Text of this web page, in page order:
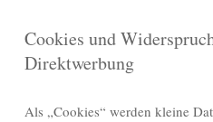
Cookies und
Direktwerbung
Als „Cookies“ werden kleine